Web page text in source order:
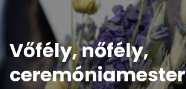
Vőfély, nőfély,
ceremóniamester